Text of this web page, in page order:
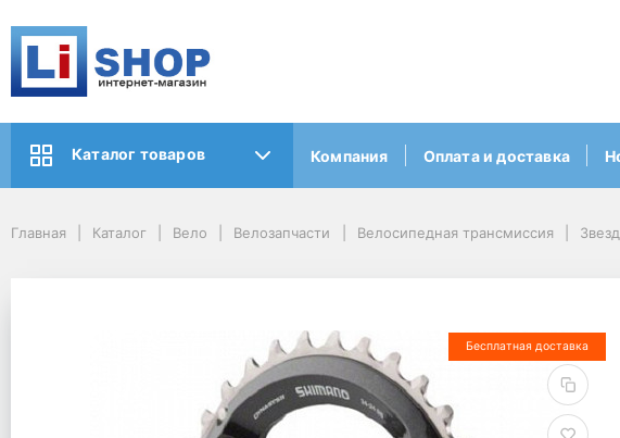
Каталог товаров Компания Оплата и доставка
Главная Каталог Вело Велозапчасти Велосипедная трансмиссия
Бесплатная доставка